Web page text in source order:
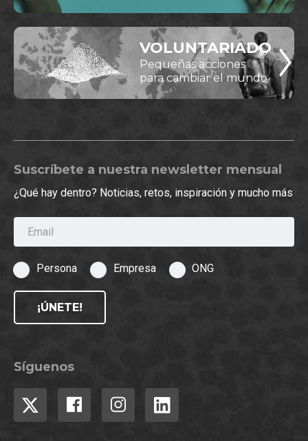
VOLUNTARIADO
Pequeñas acciones
para cambiar el mundo
Suscríbete a nuestra newsletter mensual
¿Qué hay dentro? Noticias, retos, inspiración y mucho más
Email
Persona Empresa ONG
¡ÚNETE!
Síguenos